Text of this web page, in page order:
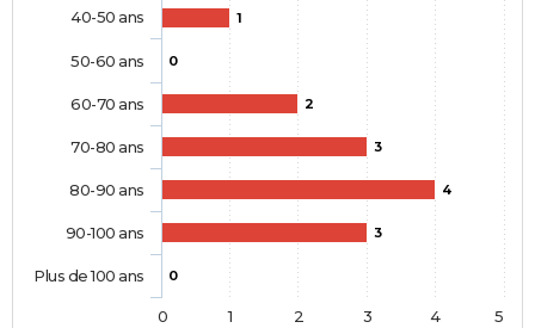
1
0
2
3
4
3
0
40-50 ans
50-60 ans
60-70 ans
70-80 ans
80-90 ans
90-100 ans
Plus de 100 ans
0 1 2 3 4 5